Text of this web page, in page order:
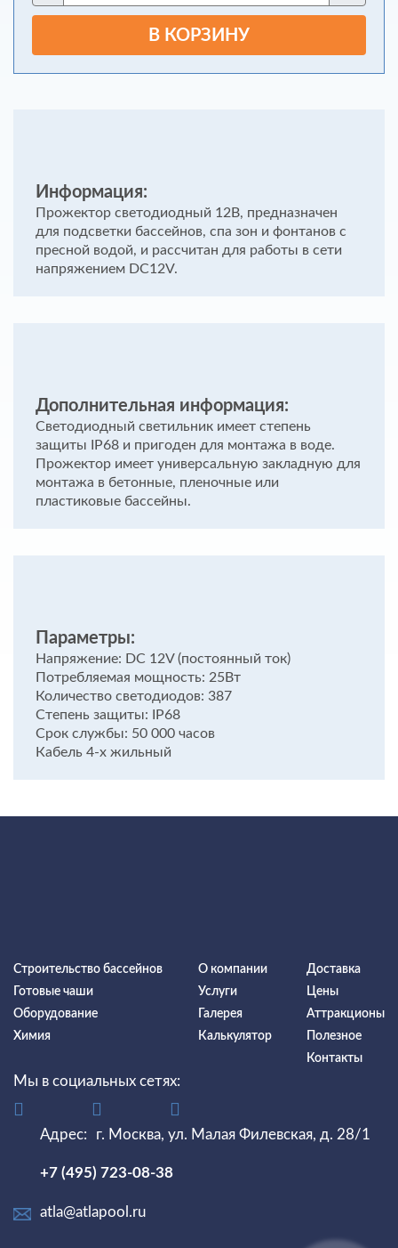
В КОРЗИНУ
Информация:
Прожектор светодиодный 12В, предназначен
для подсветки бассейнов, спа зон и фонтанов с
пресной водой, и рассчитан для работы в сети
напряжением DC12V.
Дополнительная информация:
Светодиодный светильник имеет степень
защиты IP68 и пригоден для монтажа в воде.
Прожектор имеет универсальную закладную для
монтажа в бетонные, пленочные или
пластиковые бассейны.
Параметры:
Напряжение: DC 12V (постоянный ток)
Потребляемая мощность: 25Вт
Количество светодиодов: 387
Степень защиты: IP68
Срок службы: 50 000 часов
Кабель 4-х жильный
Строительство бассейнов
Готовые чаши
Оборудование
Химия
О компании
Услуги
Галерея
Калькулятор
Доставка
Цены
Аттракционы
Полезное
Контакты
Мы в социальных сетях:
Адрес: г. Москва, ул. Малая Филевская, д. 28/1
+7 (495) 723-08-38
atla@atlapool.ru